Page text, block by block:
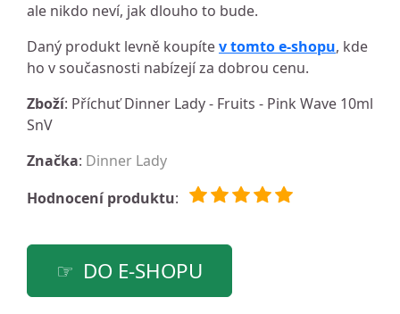
ale nikdo neví, jak dlouho to bude.
Daný produkt levně koupítev tomto e-shopu, kde
ho v současnosti nabízejí za dobrou cenu.
Zboží: Příchuť Dinner Lady - Fruits - Pink Wave 10ml
SnV
Značka: Dinner Lady
Hodnocení produktu:
DO E-SHOPU